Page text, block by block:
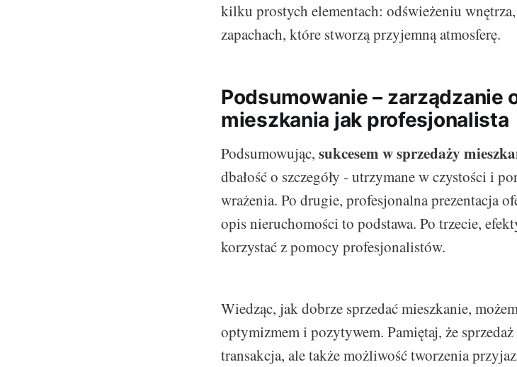
kilku prostych elementach: odświeżeniu
zapachach, które stworzą przyjemną atmosferę.
Podsumowanie – zarządzanie
mieszkania jak profesjonalista
Podsumowując, sukcesem w sprzedaży
dbałość o szczegóły - utrzymane w czystości i
wrażenia. Po drugie, profesjonalna prezentacja
opis nieruchomości to podstawa. Po trzecie,
korzystać z pomocy profesjonalistów.
Wiedząc, jak dobrze sprzedać mieszkanie,
optymizmem i pozytywem. Pamiętaj, że
transakcja, ale także możliwość tworzenia